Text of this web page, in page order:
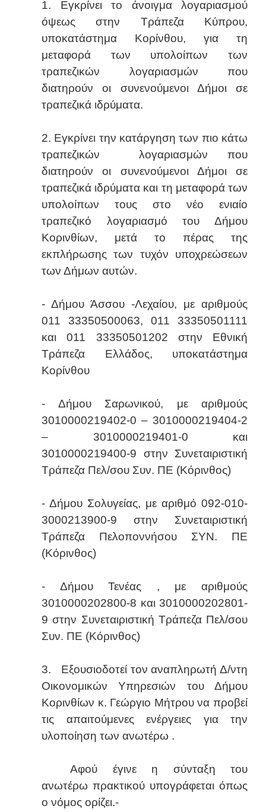
1. Εγκρίνει το άνοιγμα λογαριασμού
όψεως στην Τράπεζα Κύπρου,
υποκατάστημα Κορίνθου, για τη
μεταφορά των υπολοίπων των
τραπεζικών λογαριασμών που
διατηρούν οι συνενούμενοι Δήμοι σε
τραπεζικά ιδρύματα.
2. Εγκρίνει την κατάργηση των πιο κάτω
τραπεζικών λογαριασμών που
διατηρούν οι συνενούμενοι Δήμοι σε
τραπεζικά ιδρύματα και τη μεταφορά των
υπολοίπων τους στο νέο ενιαίο
τραπεζικό λογαριασμό του Δήμου
Κορινθίων, μετά το πέρας της
εκπλήρωσης των τυχόν υποχρεώσεων
των Δήμων αυτών.
- Δήμου Άσσου -Λεχαίου, με αριθμούς
011 33350500063, 011 33350501111
και 011 33350501202 στην Εθνική
Τράπεζα Ελλάδος, υποκατάστημα
Κορίνθου
- Δήμου Σαρωνικού, με αριθμούς
3010000219402-0 – 3010000219404-2
– 3010000219401-0 και
3010000219400-9 στην Συνεταιριστική
Τράπεζα Πελ/σου Συν. ΠΕ (Κόρινθος)
- Δήμου Σολυγείας, με αριθμό 092-010-
3000213900-9 στην Συνεταιριστική
Τράπεζα Πελοποννήσου ΣΥΝ. ΠΕ
(Κόρινθος)
- Δήμου Τενέας , με αριθμούς
3010000202800-8 και 3010000202801-
9 στην Συνεταιριστική Τράπεζα Πελ/σου
Συν. ΠΕ (Κόρινθος)
3. Εξουσιοδοτεί τον αναπληρωτή Δ/ντη
Οικονομικών Υπηρεσιών του Δήμου
Κορινθίων κ. Γεώργιο Μήτρου να προβεί
τις απαιτούμενες ενέργειες για την
υλοποίηση των ανωτέρω .
Αφού έγινε η σύνταξη του
ανωτέρω πρακτικού υπογράφεται όπως
ο νόμος ορίζει.-